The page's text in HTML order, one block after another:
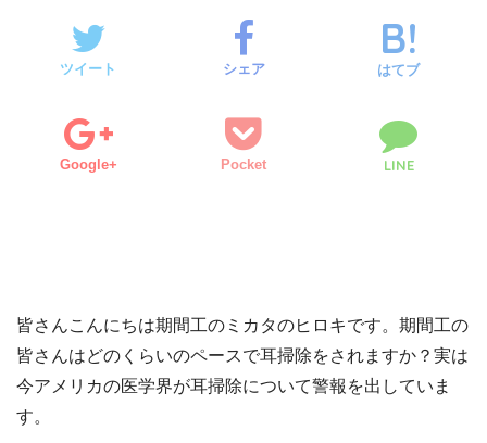
ツイート シェア はてブ
Google+ Pocket LINE
皆さんこんにちは期間工のミカタのヒロキです。期間工の
皆さんはどのくらいのペースで耳掃除をされますか？実は
今アメリカの医学界が耳掃除について警報を出していま
す。